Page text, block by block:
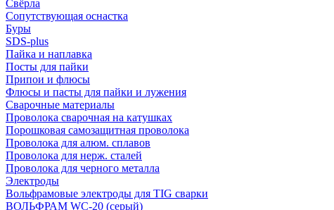
Свёрла
Сопутствующая оснастка
Буры
SDS-plus
Пайка и наплавка
Посты для пайки
Припои и флюсы
Флюсы и пасты для пайки и лужения
Сварочные материалы
Проволока сварочная на катушках
Порошковая самозащитная проволока
Проволока для алюм. сплавов
Проволока для нерж. сталей
Проволока для черного металла
Электроды
Вольфрамовые электроды для TIG сварки
ВОЛЬФРАМ WC-20 (серый)